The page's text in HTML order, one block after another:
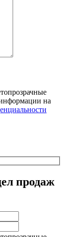
на
продаж